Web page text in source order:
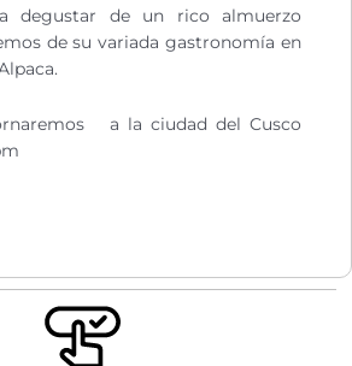
degustar de un rico almuerzo
de su variada gastronomía en
a la ciudad del Cusco